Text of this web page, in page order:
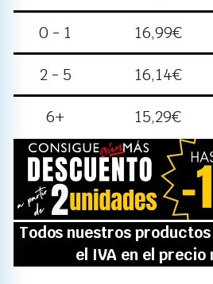
0 - 1 16,99€
2 - 5 16,14€
6+ 15,29€